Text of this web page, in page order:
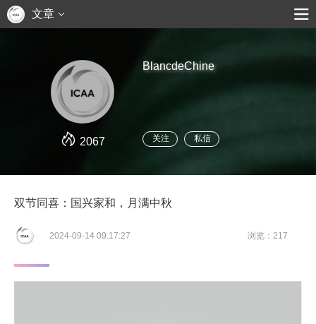
文章
2067
BlancdeChine
关注 私信
双节同喜：国兴家和，月满中秋
2024-09-14 09:17:27 浏览：217